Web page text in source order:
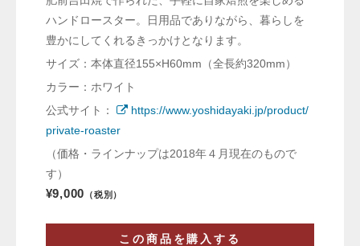
ハンドロースター。日用品でありながら、暮らしを
豊かにしてくれるきっかけとなります。
サイズ：本体直径155×H60mm（全長約320mm）
カラー：ホワイト
公式サイト：
https://www.yoshidayaki.jp/product/
private-roaster
（価格・ラインナップは2018年４月現在のもので
す）
¥9,000 （税別）
この商品を購入する